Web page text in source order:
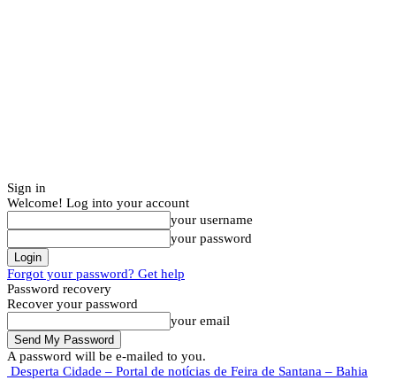
Sign in
Welcome! Log into your account
your username
your password
Forgot your password? Get help
Password recovery
Recover your password
your email
A password will be e-mailed to you.
Desperta Cidade – Portal de notícias de Feira de Santana – Bahia